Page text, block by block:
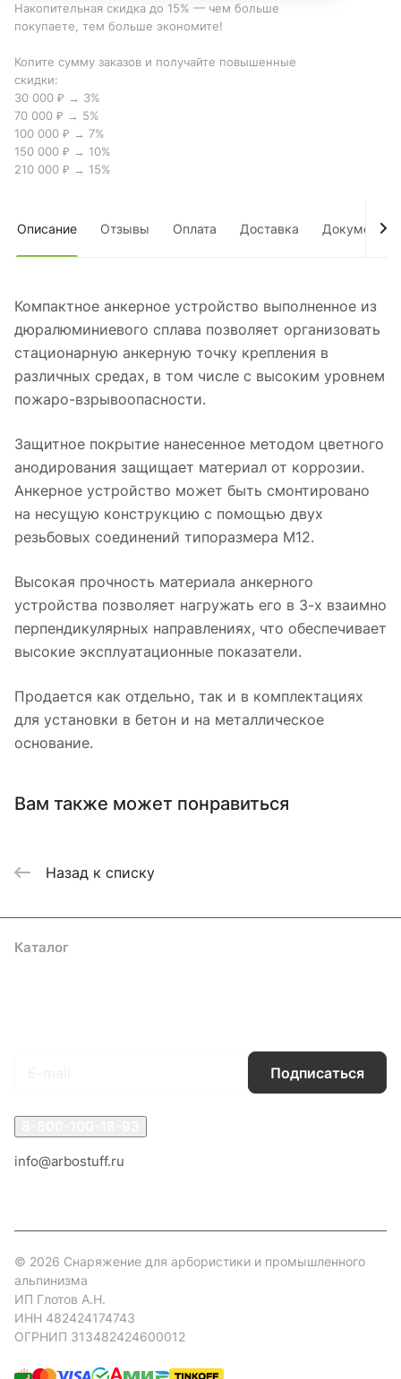
Накопительная скидка до 15% — чем больше
покупаете, тем больше экономите!
Копите сумму заказов и получайте повышенные
скидки:
30 000 ₽ → 3%
70 000 ₽ → 5%
100 000 ₽ → 7%
150 000 ₽ → 10%
210 000 ₽ → 15%
Описание Отзывы Оплата Доставка Документы
Компактное анкерное устройство выполненное из
дюралюминиевого сплава позволяет организовать
стационарную анкерную точку крепления в
различных средах, в том числе с высоким уровнем
пожаро-взрывоопасности.
Защитное покрытие нанесенное методом цветного
анодирования защищает материал от коррозии.
Анкерное устройство может быть смонтировано
на несущую конструкцию с помощью двух
резьбовых соединений типоразмера М12.
Высокая прочность материала анкерного
устройства позволяет нагружать его в 3-х взаимно
перпендикулярных направлениях, что обеспечивает
высокие эксплуатационные показатели.
Продается как отдельно, так и в комплектациях
для установки в бетон и на металлическое
основание.
Вам также может понравиться
Назад к списку
Каталог
Подписаться
info@arbostuff.ru
© 2026 Снаряжение для арбористики и промышленного
альпинизма
ИП Глотов А.Н.
ИНН 482424174743
ОГРНИП 313482424600012